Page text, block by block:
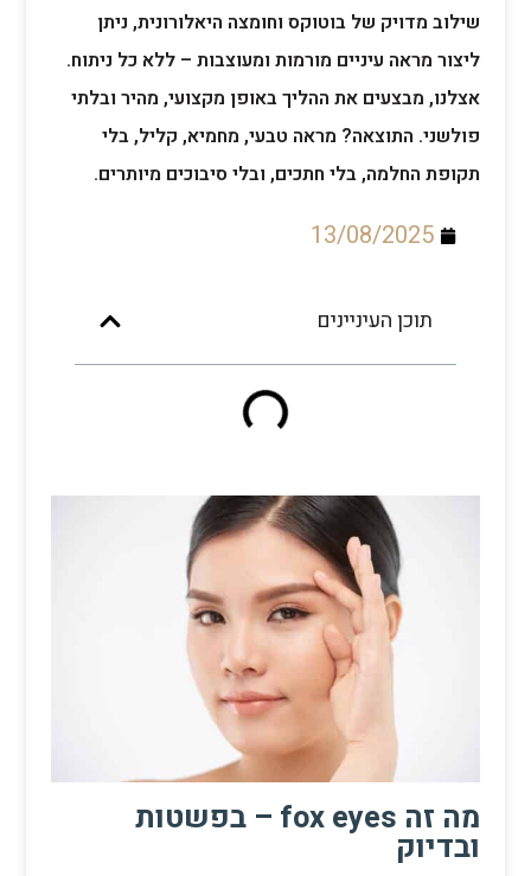
שילוב מדויק של בוטוקס וחומצה היאלורונית, ניתן
ליצור מראה עיניים מורמות ומעוצבות – ללא כל ניתוח.
אצלנו, מבצעים את ההליך באופן מקצועי, מהיר ובלתי
פולשני. התוצאה? מראה טבעי, מחמיא, קליל, בלי
תקופת החלמה, בלי חתכים, ובלי סיבוכים מיותרים.
תוכן העיניינים
13/08/2025
מה זה fox eyes – בפשטות
ובדיוק